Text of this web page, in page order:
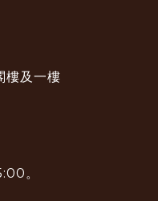
樓及一樓
。